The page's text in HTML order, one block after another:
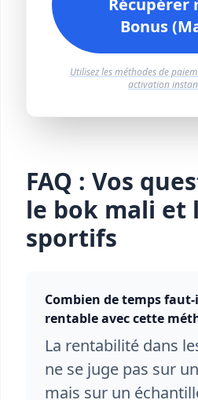
Récupérer
Bonus
Utilisez les méthodes de
activation
FAQ : Vos
le bok mali et
sportifs
Combien de temps
rentable avec cette
La rentabilité dans
ne se juge pas sur
mais sur un